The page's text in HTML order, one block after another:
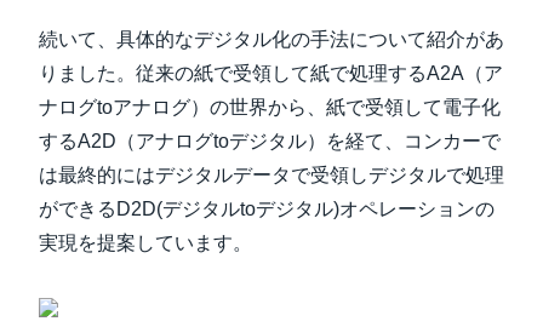
続いて、具体的なデジタル化の手法について紹介があ
りました。従来の紙で受領して紙で処理するA2A（ア
ナログtoアナログ）の世界から、紙で受領して電子化
するA2D（アナログtoデジタル）を経て、コンカーで
は最終的にはデジタルデータで受領しデジタルで処理
ができるD2D(デジタルtoデジタル)オペレーションの
実現を提案しています。